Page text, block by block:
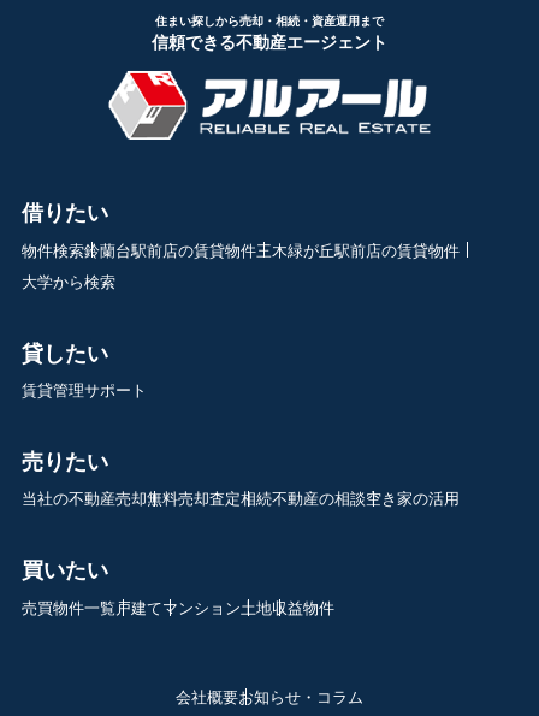
住まい探しから売却・相続・資産運用まで
信頼できる不動産エージェント
借りたい
物件検索鈴蘭台駅前店の賃貸物件三木緑が丘駅前店の賃貸物件
大学から検索
貸したい
賃貸管理サポート
売りたい
当社の不動産売却無料売却査定相続不動産の相談空き家の活用
買いたい
売買物件一覧戸建てマンション土地収益物件
会社概要お知らせ・コラム